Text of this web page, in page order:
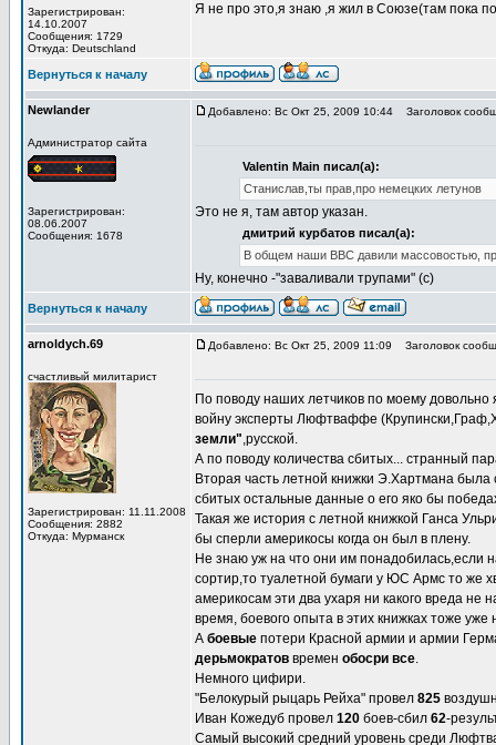
Зарегистрирован:
14.10.2007
Сообщения: 1729
Откуда: Deutschland
Я не про это,я знаю ,я жил в Союзе(там пока
Вернуться к началу
Newlander
Администратор сайта
Зарегистрирован:
08.06.2007
Сообщения: 1678
Добавлено: Вс Окт 25, 2009 10:44 Заголовок
Valentin Main писал(а):
Станислав,ты прав,про немецких летунов
Это не я, там автор указан.
дмитрий курбатов писал(а):
В общем наши ВВС давили массовостью,
Ну, конечно -"заваливали трупами" (с)
Вернуться к началу
arnoldych.69
счастливый милитарист
Зарегистрирован: 11.11.2008
Сообщения: 2882
Откуда: Мурманск
Добавлено: Вс Окт 25, 2009 11:09 Заголовок
По поводу наших летчиков по моему довольно
войну эксперты Люфтваффе
земли",русской.
А по поводу количества сбитых... странный
Вторая часть летной книжки Э.Хартмана была
сбитых остальные данные о его яко бы
Такая же история с летной книжкой Ганса
бы сперли америкосы когда он был в плену.
Не знаю уж на что они им понадобилась,если
сортир,то туалетной бумаги у ЮС Армс то же
америкосам эти два ухаря ни какого вреда
время, боевого опыта в этих книжках тоже уже
А боевые потери Красной армии и армии
дерьмократов времен обосри все.
Немного цифири.
"Белокурый рыцарь Рейха" провел 825
Иван Кожедуб провел 120 боев-сбил 62-
Самый высокий средний уровень среди